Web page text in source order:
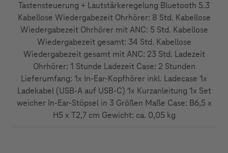
Tastensteuerung + Lautstärkeregelung Bluetooth 5.3
Kabellose Wiedergabezeit Ohrhörer: 8 Std. Kabellose
Wiedergabezeit Ohrhörer mit ANC: 5 Std. Kabellose
Wiedergabezeit gesamt: 34 Std. Kabellose
Wiedergabezeit gesamt mit ANC: 23 Std. Ladezeit
Ohrhörer: 1 Stunde Ladezeit Case: 2 Stunden
Lieferumfang: 1x In-Ear-Kopfhörer inkl. Ladecase 1x
Ladekabel (USB-A auf USB-C) 1x Kurzanleitung 1x Set
weicher In-Ear-Stöpsel in 3 Größen Maße Case: B6,5 x
H5 x T2,7 cm Gewicht: ca. 0,05 kg